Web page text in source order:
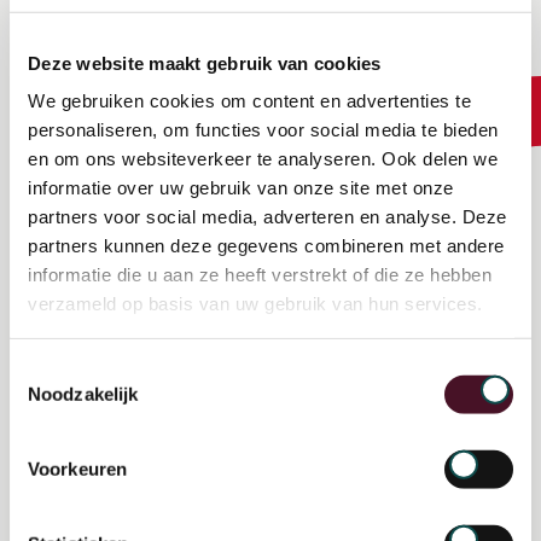
Deze website maakt gebruik van cookies
We gebruiken cookies om content en advertenties te
personaliseren, om functies voor social media te bieden
en om ons websiteverkeer te analyseren. Ook delen we
informatie over uw gebruik van onze site met onze
partners voor social media, adverteren en analyse. Deze
partners kunnen deze gegevens combineren met andere
informatie die u aan ze heeft verstrekt of die ze hebben
verzameld op basis van uw gebruik van hun services.
Noodzakelijk
Voorkeuren
Adviseurs Klimaat & Duurzaamheid
Les 2: Doorloop het proces
gezamenlijk
Het vaststellen van het eisenpakket, het
afschieten van alternatieven en de invulling
van het ontwerp: elke partij moet hier een
handtekening onder zetten voordat wordt
gevaar is dat partijen die sneller willen voor